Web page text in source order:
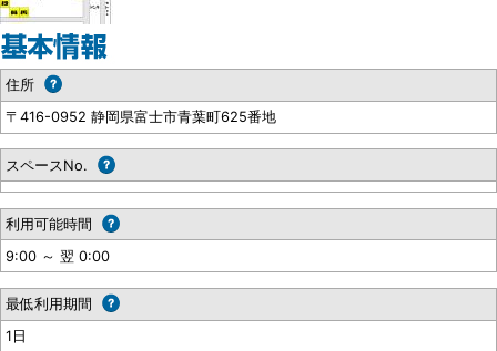
住所
〒416-0952 静岡県富士市青葉町625番地
スペースNo.
利用可能時間
9:00 ～ 翌 0:00
最低利用期間
1日